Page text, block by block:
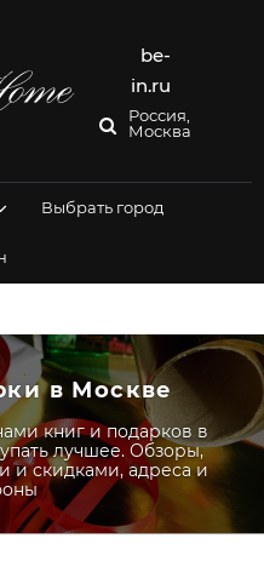
be-
in.ru
Россия,
Москва
Выбрать город
в Москве
книг и подарков в
лучшее. Обзоры,
и скидками, адреса и